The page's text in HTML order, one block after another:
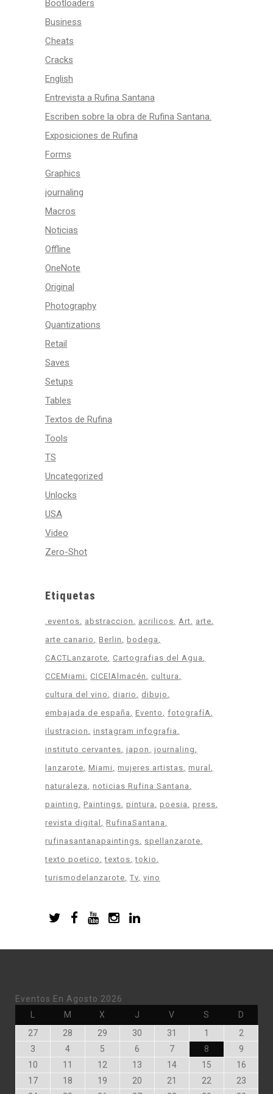
Bootloaders
Business
Cheats
Cracks
English
Entrevista a Rufina Santana
Escriben sobre la obra de Rufina Santana.
Exposiciones de Rufina
Forms
Graphics
journaling
Macros
Noticias
Offline
OneNote
Original
Photography
Quantizations
Retail
Saves
Setups
Tables
Textos de Rufina
Tools
TS
Uncategorized
Unlocks
USA
Video
Zero-Shot
Etiquetas
.eventos abstraccion acrilicos Art
arte
arte canario
Berlin
bodega
CACTLanzarote
Cartografias del Agua
CCEMiami
CICElAlmacén
cultura
cultura del vino
diario
dibujo
embajada de españa
Evento
fotografíA
ilustracion
instagram infografia
instituto cervantes japon
journaling
lanzarote Miami mujeres artistas mural
naturaleza
noticias Rufina Santana
painting
Paintings pintura poesia
press
revista digital
RufinaSantana
rufinasantanapaintings
spellanzarote
texto poetico
textos tokio
turismodelanzarote Tv vino
Eventos En Agosto 2026
MMartes X Miércoles
JJueves VViernes S D
27Julio
27,
28
28,
29
29,
30
30,
31
31,
1
1,
2Agosto
2,
2026
3
3,
2026
4Agosto
4,
2026
5
5,
2026
6
6,
2026
7Agosto
7,
2026
8
8,
2026
9Agosto
9,
2026
10 Agosto
10,
11
Agosto
11,
12 Agosto
12,
13 Agosto
13,
14Agosto
14,
15 Agosto
15,
2026
16Agosto
16,
2026
17Agosto
17,
18 Agosto
18,
19 Agosto
19,
20 Agosto
20,
21
Agosto
21,
22 Agosto
22,
23Agosto
23,